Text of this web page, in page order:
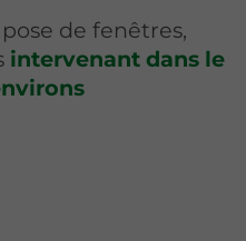
de fenêtres,
intervenant dans le